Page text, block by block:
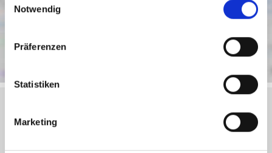
Notwendig
Präferenzen
Statistiken
Marketing